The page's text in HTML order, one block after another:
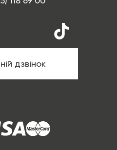
дзвінок